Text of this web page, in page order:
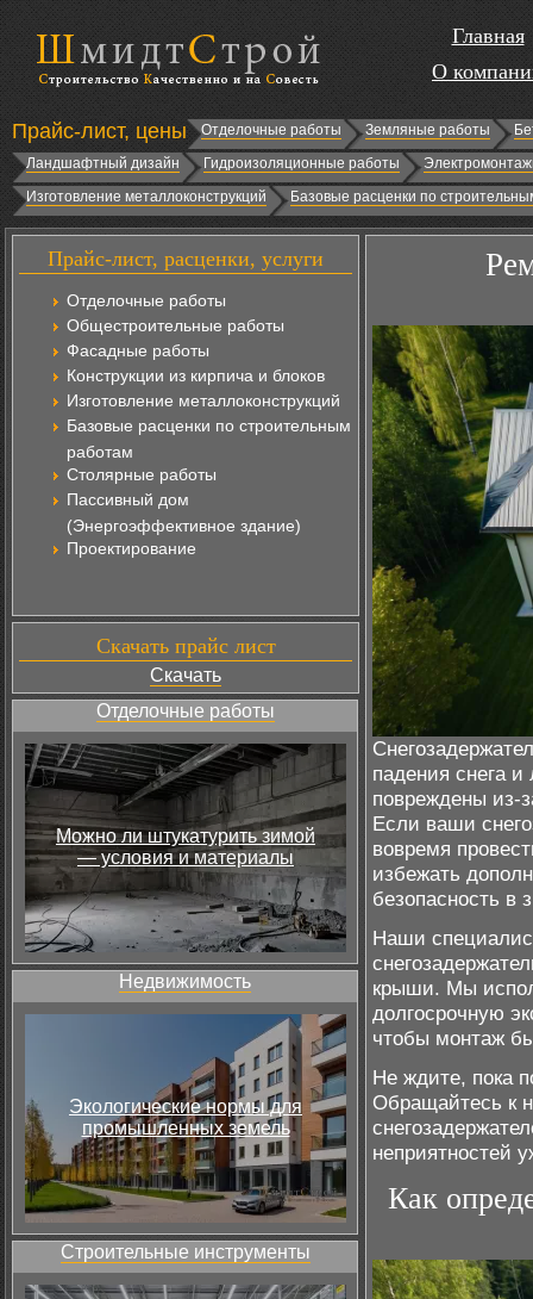
Главная
О
Прайс-лист, цены Отделочные работы Земляные работы
Ландшафтный дизайн
Гидроизоляционные работы
Изготовление металлоконструкций
Базовые расценки по
Прайс-лист, расценки, услуги
Отделочные работы
Общестроительные работы
Фасадные работы
Конструкции из кирпича и блоков
Изготовление металлоконструкций
Базовые расценки по строительным
работам
Столярные работы
Пассивный дом
(Энергоэффективное здание)
Проектирование
Скачать прайс лист
Скачать
Отделочные работы
Можно ли штукатурить зимой
— условия и материалы
Недвижимость
Экологические нормы для
промышленных земель
Строительные инструменты
падения снега
повреждены из-
Если ваши
вовремя
избежать
безопасность в
Наши
крыши. Мы
долгосрочную
чтобы монтаж
Не ждите, пока
Обращайтесь к
неприятностей
Как